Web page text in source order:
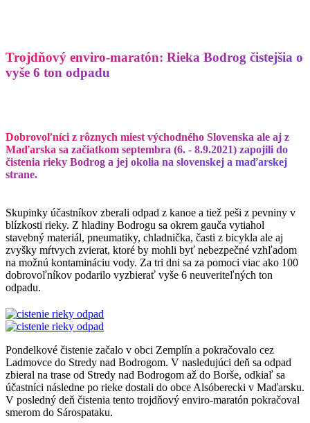
Trojdňový enviro-maratón: Rieka Bodrog čistejšia o
vyše 6 ton odpadu
Dobrovoľníci z rôznych miest východného Slovenska ale aj z
Maďarska sa začiatkom septembra (6. - 8.9.2021) zapojili do
čistenia rieky Bodrog a jej okolia na slovenskej a maďarskej
strane.
Skupinky účastníkov zberali odpad z kanoe a tiež peši z pevniny v
blízkosti rieky. Z hladiny Bodrogu sa okrem gauča vytiahol
stavebný materiál, pneumatiky, chladnička, časti z bicykla ale aj
zvyšky mŕtvych zvierat, ktoré by mohli byť nebezpečné vzhľadom
na možnú kontamináciu vody. Za tri dni sa za pomoci viac ako 100
dobrovoľníkov podarilo vyzbierať vyše 6 neuveriteľných ton
odpadu.
Pondelkové čistenie začalo v obci Zemplín a pokračovalo cez
Ladmovce do Stredy nad Bodrogom. V nasledujúci deň sa odpad
zbieral na trase od Stredy nad Bodrogom až do Borše, odkiaľ sa
účastníci následne po rieke dostali do obce Alsóberecki v Maďarsku.
V posledný deň čistenia tento trojdňový enviro-maratón pokračoval
smerom do Sárospataku.